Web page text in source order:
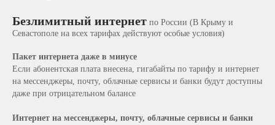
Безлимитный интернет по России (В Крыму и
Севастополе на всех тарифах действуют особые условия)
Пакет интернета даже в минусе
Если абонентская плата внесена, гигабайты по тарифу и интернет
на мессенджеры, почту, облачные сервисы и банки будут доступны
даже при отрицательном балансе
Интернет на мессенджеры, почту, облачные сервисы и банки